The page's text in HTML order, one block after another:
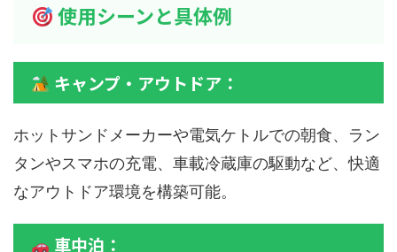
使用シーンと具体例
キャンプ・アウトドア：
ホットサンドメーカーや電気ケトルでの朝食、ラン
タンやスマホの充電、車載冷蔵庫の駆動など、快適
なアウトドア環境を構築可能。
車中泊：